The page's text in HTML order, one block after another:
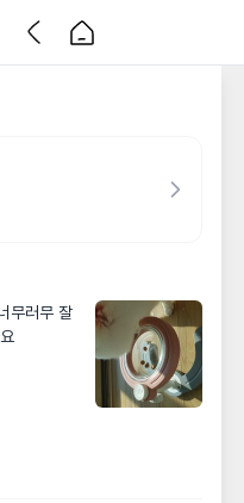
무러무 잘